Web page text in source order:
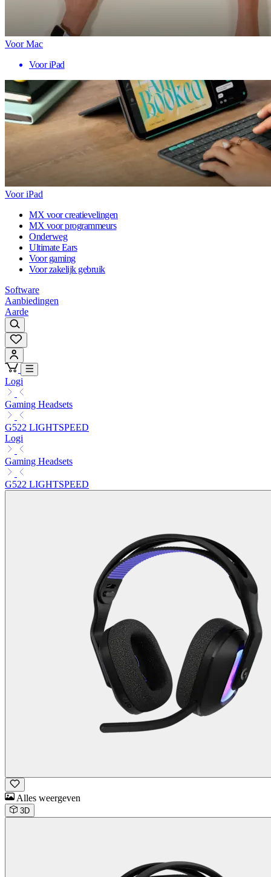
Voor Mac
Voor iPad
Voor iPad
MX voor creatievelingen
MX voor programmeurs
Onderweg
Ultimate Ears
Voor gaming
Voor zakelijk gebruik
Software
Aanbiedingen
Aarde
Logi
Gaming Headsets
G522 LIGHTSPEED
Logi
Gaming Headsets
G522 LIGHTSPEED
Alles weergeven
3D